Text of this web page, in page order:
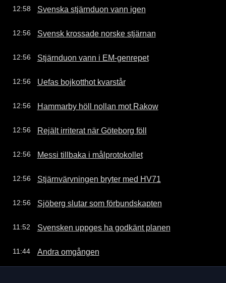
12:58 Svenska stjärnduon vann igen
12:56 Svensk krossade norske stjärnan
12:56 Stjärnduon vann i EM-genrepet
12:56 Uefas bojkotthot kvarstår
12:56 Hammarby höll nollan mot Rakow
12:56 Rejält irriterat när Göteborg föll
12:56 Messi tillbaka i målprotokollet
12:56 Stjärnvärvningen bryter med HV71
12:56 Sjöberg slutar som förbundskapten
11:52 Svensken uppges ha godkänt planen
11:44 Andra omgången